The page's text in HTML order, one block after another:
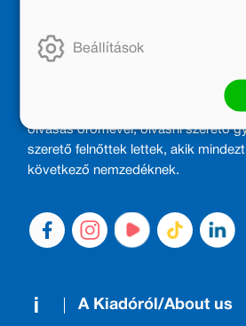
MÓRA KÖNYVKIADÓ – 1950
Kiadónk generációkat ajándékozott
olvasás örömével, olvasni szerető
szerető felnőttek lettek, akik
következő nemzedéknek.
A Kiadóról/About us
Beállítások